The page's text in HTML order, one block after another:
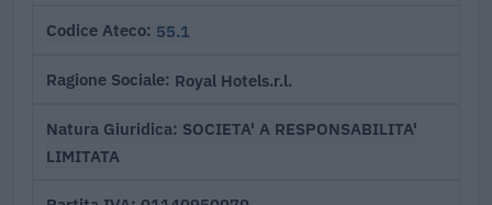
Codice Ateco 55.1
Ragione Sociale Royal Hotels.r.l.
Natura Giuridica SOCIETA' A RESPONSABILITA'
LIMITATA